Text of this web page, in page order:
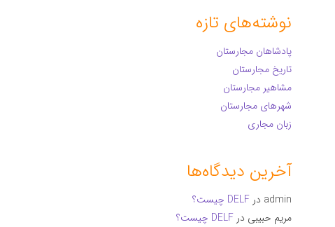
نوشته‌های تازه
پادشاهان مجارستان
تاریخ مجارستان
مشاهیر مجارستان
شهرهای مجارستان
زبان مجاری
آخرین دیدگاه‌ها
admin در DELF چیست؟
مریم حبیبی در DELF چیست؟